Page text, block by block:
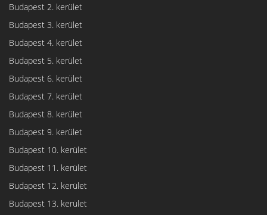
Budapest 2. kerület
Budapest 3. kerület
Budapest 4. kerület
Budapest 5. kerület
Budapest 6. kerület
Budapest 7. kerület
Budapest 8. kerület
Budapest 9. kerület
Budapest 10. kerület
Budapest 11. kerület
Budapest 12. kerület
Budapest 13. kerület